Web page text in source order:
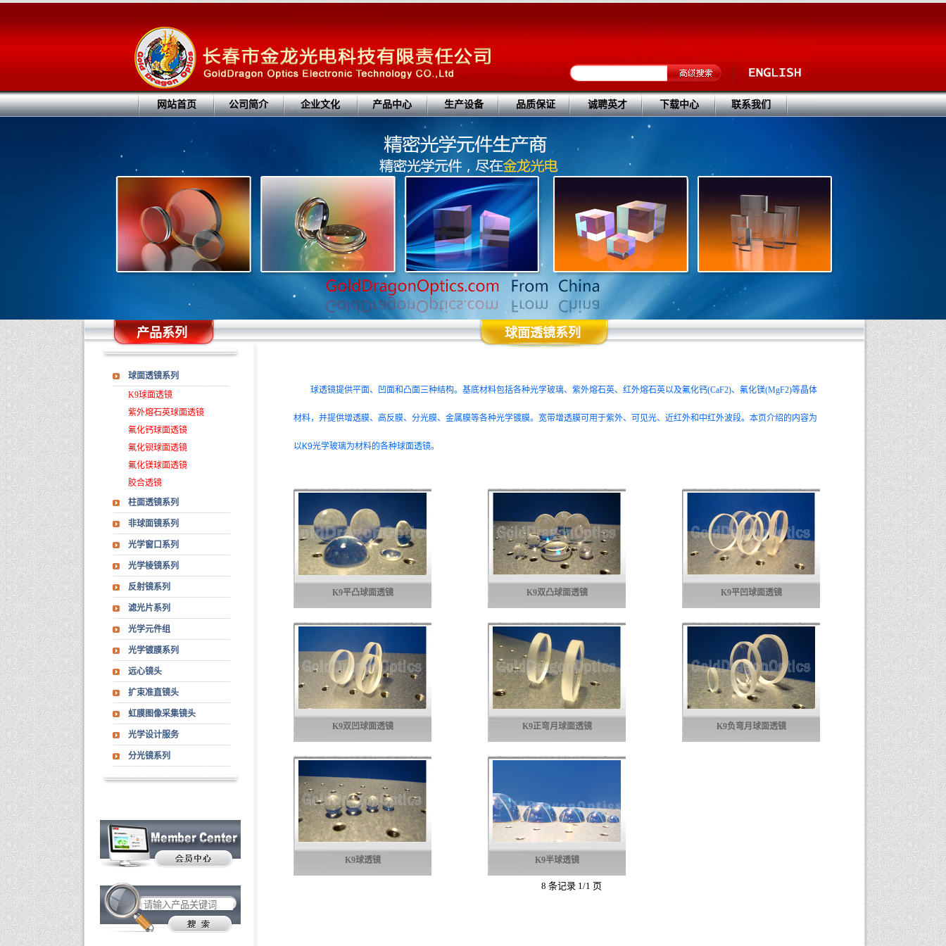
网站首页 公司简介 企业文化 产品中心 生产设备 品质保证 诚聘英才 下载中心 联系我们
产品系列 球面透镜系列
球面透镜系列
K9球面透镜
紫外熔石英球面透镜
氟化钙球面透镜
氟化钡球面透镜
氟化镁球面透镜
胶合透镜
柱面透镜系列
非球面镜系列
光学窗口系列
光学棱镜系列
反射镜系列
滤光片系列
光学元件组
光学镀膜系列
远心镜头
扩束准直镜头
虹膜图像采集镜头
光学设计服务
分光镜系列
球透镜提供平面、凹面和凸面三种结构。 基底材料包括各种光学玻璃、紫外熔石英、红外熔石英以及氟化钙(CaF2)、氟化镁(MgF2)等晶体
材料，并提供增透膜、高反膜、分光膜、金属膜等各种光学镀膜。 宽带增透膜可用于紫外、可见光、近红外和中红外波段。本页介绍的内容为
以K9光学玻璃为材料的各种球面透镜。
K9平凸球面透镜 K9双凸球面透镜 K9平凹球面透镜
K9双凹球面透镜 K9正弯月球面透镜 K9负弯月球面透镜
K9球透镜 K9半球透镜
8 条记录 1/1 页